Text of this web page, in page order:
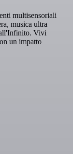
multisensoriali
musica ultra
Vivi
un impatto